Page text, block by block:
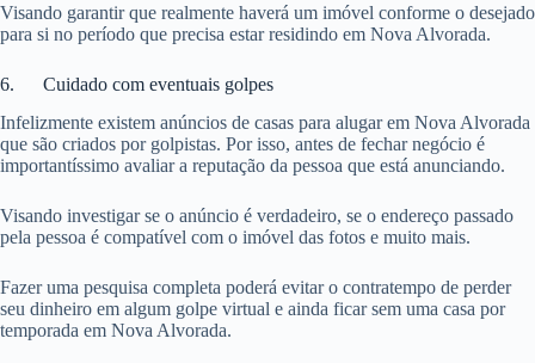
Visando garantir que realmente haverá um imóvel conforme o desejado
para si no período que precisa estar residindo em Nova Alvorada.
6. Cuidado com eventuais golpes
Infelizmente existem anúncios de casas para alugar em Nova Alvorada
que são criados por golpistas. Por isso, antes de fechar negócio é
importantíssimo avaliar a reputação da pessoa que está anunciando.
Visando investigar se o anúncio é verdadeiro, se o endereço passado
pela pessoa é compatível com o imóvel das fotos e muito mais.
Fazer uma pesquisa completa poderá evitar o contratempo de perder
seu dinheiro em algum golpe virtual e ainda ficar sem uma casa por
temporada em Nova Alvorada.